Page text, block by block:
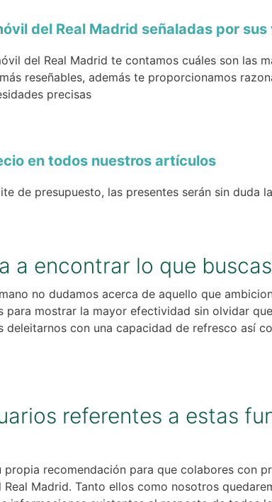
del Real Madrid señaladas por
del Real Madrid te contamos cuáles son las
reseñables, además te proporcionamos
precisas
en todos nuestros artículos
de presupuesto, las presentes serán sin duda
a encontrar lo que
no dudamos acerca de aquello que
para mostrar la mayor efectividad sin olvidar
con una capacidad de refresco así
referentes a estas
recomendación para que colabores con
Madrid. Tanto ellos como nosotros